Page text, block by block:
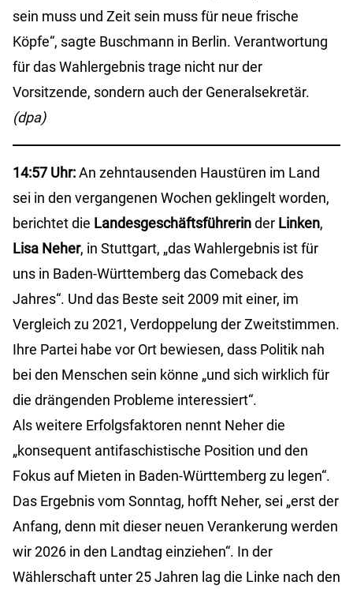
sein muss und Zeit sein muss für neue frische
Köpfe“, sagte Buschmann in Berlin. Verantwortung
für das Wahlergebnis trage nicht nur der
Vorsitzende, sondern auch der Generalsekretär.
(dpa)
14:57 Uhr:An zehntausenden Haustüren im Land
sei in den vergangenen Wochen geklingelt worden,
berichtet die Landesgeschäftsführerinder Linken,
Lisa Neher, in Stuttgart, „das Wahlergebnis ist für
uns in Baden-Württemberg das Comeback des
Jahres“. Und das Beste seit 2009 mit einer, im
Vergleich zu 2021, Verdoppelung der Zweitstimmen.
Ihre Partei habe vor Ort bewiesen, dass Politik nah
bei den Menschen sein könne „und sich wirklich für
die drängenden Probleme interessiert“.
Als weitere Erfolgsfaktoren nennt Neher die
„konsequent antifaschistische Position und den
Fokus auf Mieten in Baden-Württemberg zu legen“.
Das Ergebnis vom Sonntag, hofft Neher, sei „erst der
Anfang, denn mit dieser neuen Verankerung werden
wir 2026 in den Landtag einziehen“. In der
Wählerschaft unter 25 Jahren lag die Linke nach den